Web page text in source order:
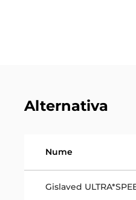
Alternativa
Nume
Gislaved